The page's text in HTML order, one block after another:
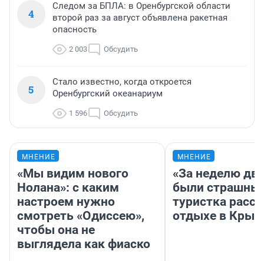
4
Следом за БПЛА: в Оренбургской области
второй раз за август объявлена ракетная
опасность
2 003 Обсудить
5
Стало известно, когда откроется
Оренбургский океанариум
1 596 Обсудить
МНЕНИЕ
«Мы видим нового
Нолана»: с каким
настроем нужно
смотреть «Одиссею»,
чтобы она не
выглядела как фиаско
МНЕНИЕ
«За неделю
были
туристка
отдыхе в